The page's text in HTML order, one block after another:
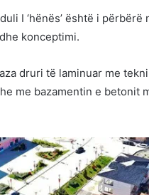
I ‘hënës’ është i
konceptimi.
druri të laminuar me
me bazamentin e betonit